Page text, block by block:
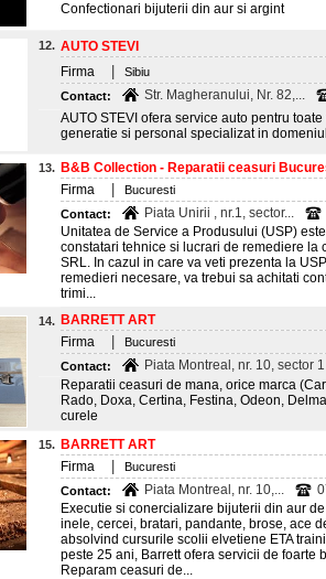
Confectionari bijuterii din aur si argint
12. AUTO STEVI
Firma
Sibiu
Contact:
Str. Magheranului, Nr. 82,...
AUTO STEVI ofera service auto pentru
generatie si personal specializat in
13. B&B Collection - Reparatii ceasuri
Firma
Bucuresti
Contact:
Piata Unirii , nr.1, sector...
Unitatea de Service a Produsului (USP)
constatari tehnice si lucrari de remediere la
SRL. In cazul in care va veti prezenta la
remedieri necesare, va trebui sa achitati
trimi...
14. BARRETT ART
Firma
Bucuresti
Contact:
Piata Montreal, nr. 10, sector 1
Reparatii ceasuri de mana, orice marca
Rado, Doxa, Certina, Festina, Odeon,
curele
15. BARRETT ART
Firma
Bucuresti
Contact:
Piata Montreal, nr. 10,...
Executie si conercializare bijuterii din aur
inele, cercei, bratari, pandante, brose, ace
absolvind cursurile scolii elvetiene ETA
peste 25 ani, Barrett ofera servicii de foarte
Reparam ceasuri de...